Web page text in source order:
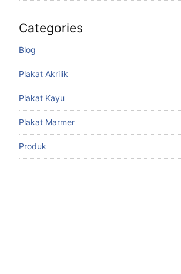
Categories
Blog
Plakat Akrilik
Plakat Kayu
Plakat Marmer
Produk